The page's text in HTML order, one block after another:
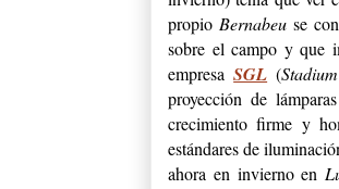
propio Bernabeuse
sobre el campo y que
empresaSGL (
proyección de
crecimiento firme y
estándares de
ahora en invierno en